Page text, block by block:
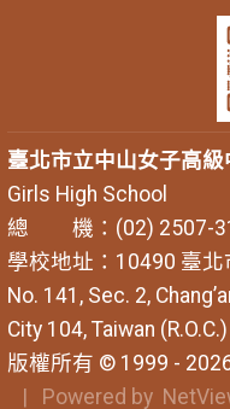
臺北市立中山女子高級
Girls High School
總 機：(02) 2507-
學校地址：10490 臺
No. 141, Sec. 2,
City 104, Taiwan (R.O.C.)
版權所有 © 1999 -
| Powered by